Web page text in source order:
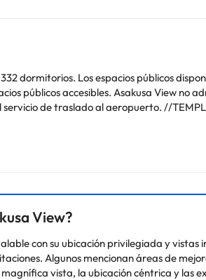
dormitorios. Los espacios públicos
públicos accesibles. Asakusa View
de traslado al aeropuerto. //
View?
con su ubicación privilegiada y
Algunos mencionan áreas de
vista, la ubicación céntrica y las